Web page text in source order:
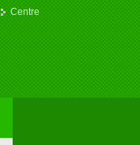
Centre